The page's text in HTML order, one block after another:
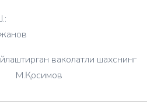
Ф.И.Ш.:‎
ваколатли шахснинг